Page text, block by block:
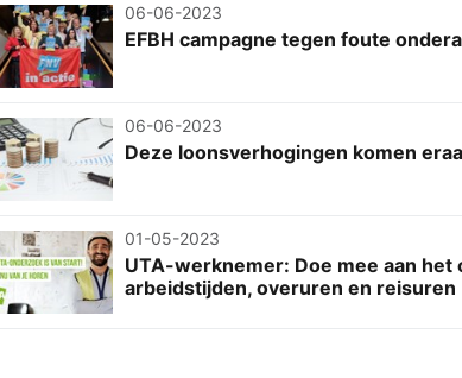
06-06-2023
EFBH campagne tegen foute
06-06-2023
Deze loonsverhogingen komen
01-05-2023
UTA-werknemer: Doe mee aan het
arbeidstijden, overuren en reisuren